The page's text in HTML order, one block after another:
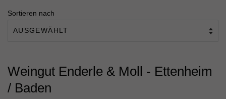
Sortieren nach
Weingut Enderle & Moll - Ettenheim
/ Baden